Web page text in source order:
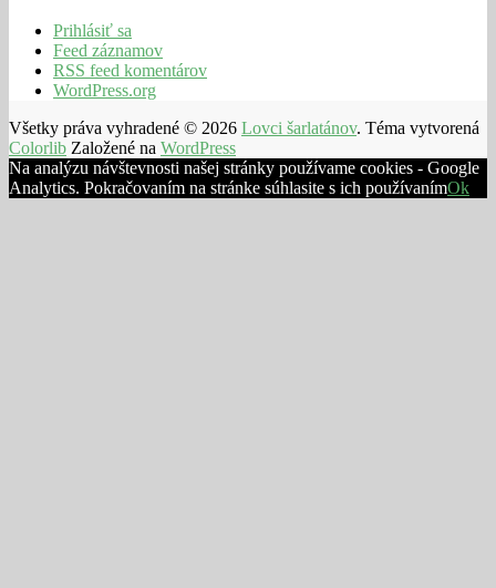
Prihlásiť sa
Feed záznamov
RSS feed komentárov
WordPress.org
Všetky práva vyhradené © 2026 Lovci šarlatánov. Téma vytvorená
Colorlib Založené na WordPress
Na analýzu návštevnosti našej stránky používame cookies - Google
Analytics. Pokračovaním na stránke súhlasite s ich používanímOk